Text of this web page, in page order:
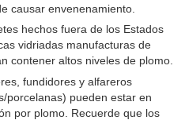
causar envenenamiento.
hechos fuera de los Estados
vidriadas manufacturas de
contener altos niveles de plomo.
fundidores y alfareros
porcelanas) pueden estar en
por plomo. Recuerde que los